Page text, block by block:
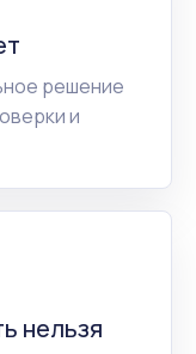
решение
и
нельзя